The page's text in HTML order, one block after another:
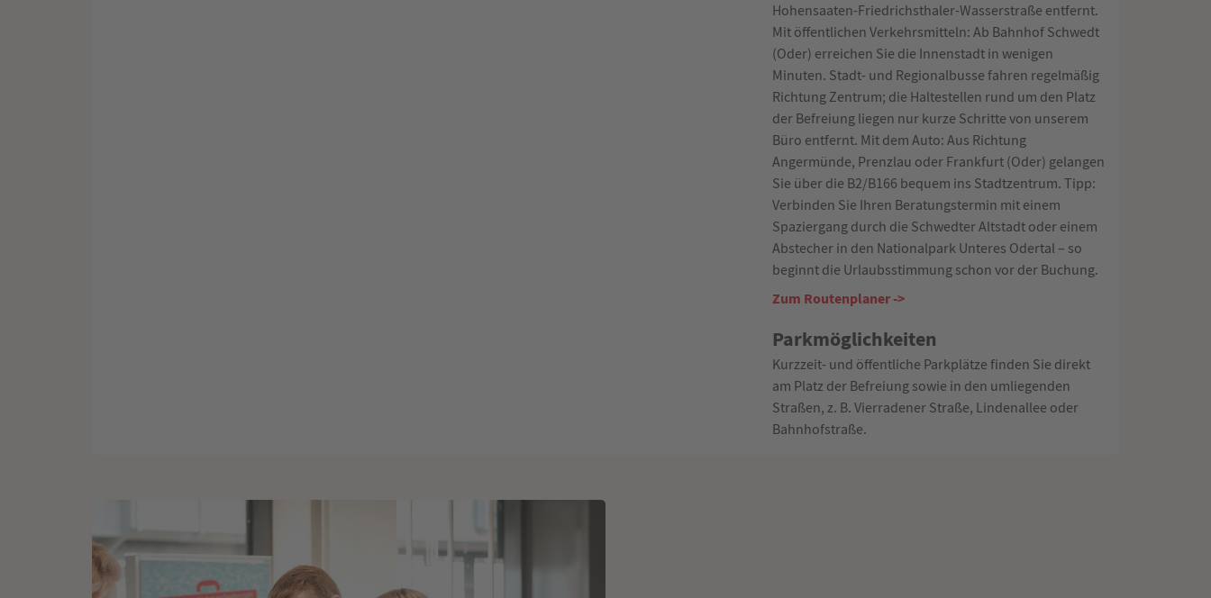
Hohensaaten-Friedrichsthaler-Wasserstraße entfernt.
Mit öffentlichen Verkehrsmitteln: Ab Bahnhof Schwedt
(Oder) erreichen Sie die Innenstadt in wenigen
Minuten. Stadt- und Regionalbusse fahren regelmäßig
Richtung Zentrum; die Haltestellen rund um den Platz
der Befreiung liegen nur kurze Schritte von unserem
Büro entfernt. Mit dem Auto: Aus Richtung
Angermünde, Prenzlau oder Frankfurt (Oder) gelangen
Sie über die B2/B166 bequem ins Stadtzentrum. Tipp:
Verbinden Sie Ihren Beratungstermin mit einem
Spaziergang durch die Schwedter Altstadt oder einem
Abstecher in den Nationalpark Unteres Odertal – so
beginnt die Urlaubsstimmung schon vor der Buchung.
Zum Routenplaner ->
Parkmöglichkeiten
Kurzzeit- und öffentliche Parkplätze finden Sie direkt
am Platz der Befreiung sowie in den umliegenden
Straßen, z. B. Vierradener Straße, Lindenallee oder
Bahnhofstraße.